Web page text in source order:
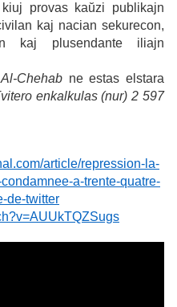
provas kaŭzi publikajn
kaj nacian sekurecon,
kaj plusendante iliajn
Chehab ne estas elstara
enkalkulas (nur) 2 597
article/repression-la-
a-trente-quatre-
de-twitter